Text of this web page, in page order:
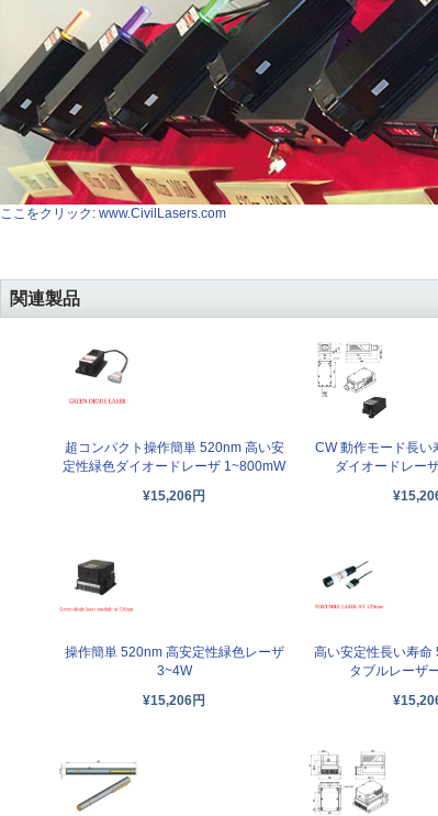
ここをクリック: www.CivilLasers.com
関連製品
超コンパクト操作簡単 520nm 高い安
定性緑色ダイオードレーザ 1~800mW
¥15,206円
CW 動作モード長い
ダイオードレー
操作簡単 520nm 高安定性緑色レーザ
3~4W
¥15,206円
高い安定性長い寿命
タブルレーザ